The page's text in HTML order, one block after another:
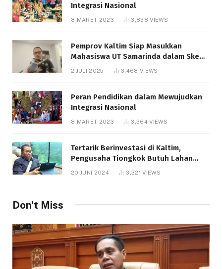
Integrasi Nasional
8 MARET 2023 3,838VIEWS
Pemprov Kaltim Siap Masukkan
Mahasiswa UT Samarinda dalam Skema
Bantuan Pendidikan Gratispol
2 JULI 2025 3,468 VIEWS
Peran Pendidikan dalam Mewujudkan
Integrasi Nasional
8 MARET 2023 3,364VIEWS
Tertarik Berinvestasi di Kaltim,
Pengusaha Tiongkok Butuh Lahan
20 JUNI 2024 3,321VIEWS
Don't Miss